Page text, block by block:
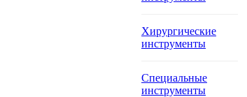
Хирургические
инструменты
Специальные
инструменты